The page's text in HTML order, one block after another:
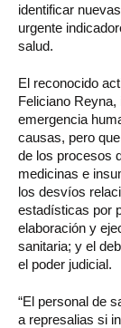
identificar
urgente
salud.
El reconocido
Feliciano
emergencia
causas, pero
de los procesos
medicinas e
los desvíos
estadísticas por
elaboración y
sanitaria; y el
el poder judicial.
“El personal de
a represalias si